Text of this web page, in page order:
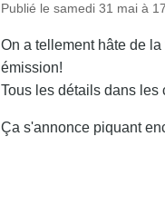
Publié le samedi 31 mai à
On a tellement hâte de
émission!
Tous les détails dans les
Ça s'annonce piquant